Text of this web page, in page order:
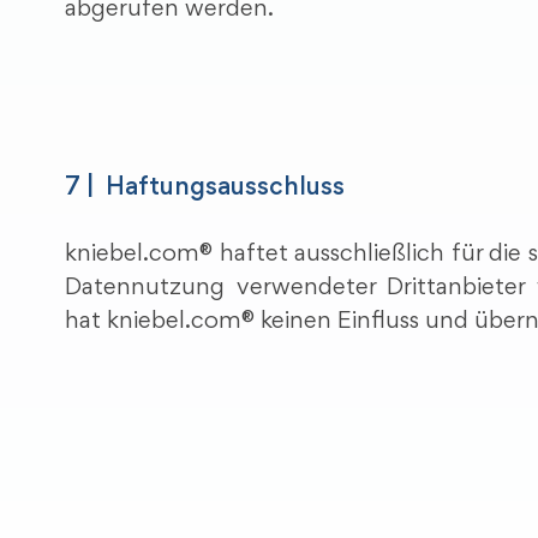
abgerufen werden.
7 | Haftungsausschluss
kniebel.com® haftet ausschließlich für die
Datennutzung verwendeter
hat kniebel.com® keinen Einfluss und